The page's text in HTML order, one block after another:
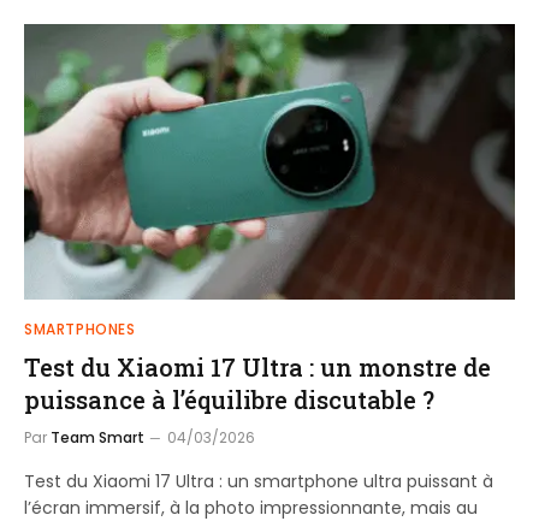
SMARTPHONES
Test du Xiaomi 17 Ultra : un monstre de
puissance à l’équilibre discutable ?
Par Team Smart 04/03/2026
Test du Xiaomi 17 Ultra : un smartphone ultra puissant à
l’écran immersif, à la photo impressionnante, mais au